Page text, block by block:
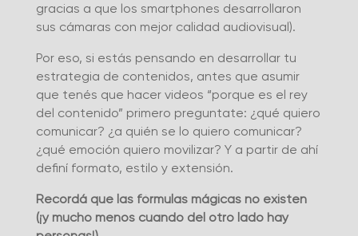
gracias a que los smartphones desarrollaron
sus cámaras con mejor calidad audiovisual).
Por eso, si estás pensando en desarrollar tu
estrategia de contenidos, antes que asumir
que tenés que hacer videos “porque es el rey
del contenido” primero preguntate: ¿qué quiero
comunicar? ¿a quién se lo quiero comunicar?
¿qué emoción quiero movilizar? Y a partir de ahí
definí formato, estilo y extensión.
Recordá que las fórmulas mágicas no existen
(¡y mucho menos cuando del otro lado hay